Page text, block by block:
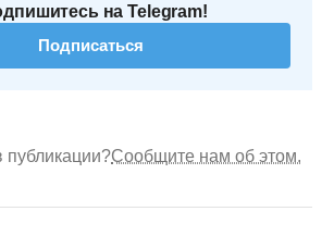
на Telegram!
Подписаться
Сообщите нам об этом.